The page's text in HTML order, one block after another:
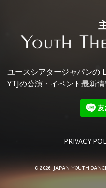
ユースシアタージャパンの
YTJの公演・イベント最新
PRIVACY
© 2026 JAPAN YOUTH